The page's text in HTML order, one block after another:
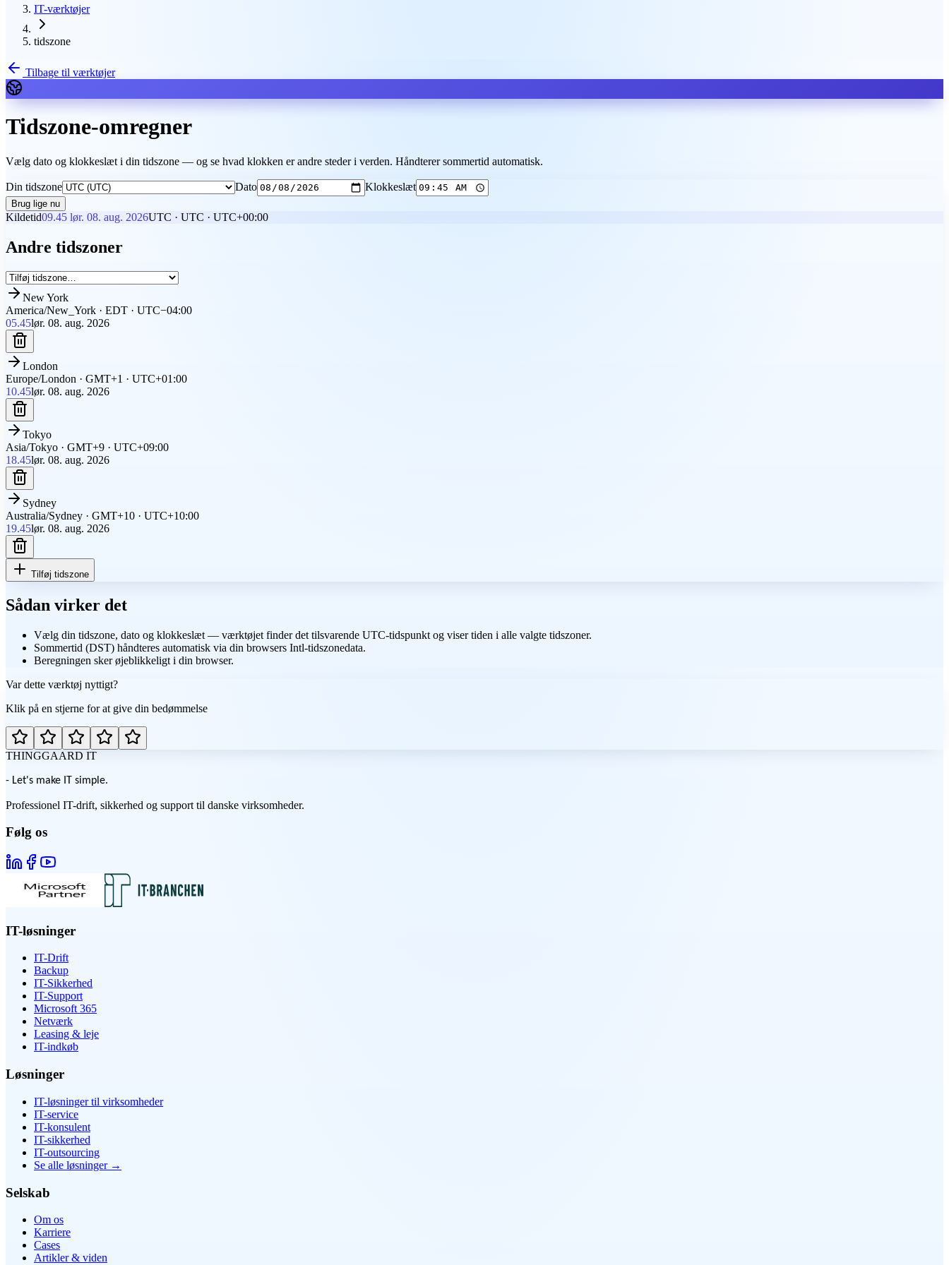
IT-værktøjer
tidszone
Tilbage til værktøjer
Tidszone-omregner
Vælg dato og klokkeslæt i din tidszone — og se hvad klokken er andre steder i verden. Håndterer sommertid automatisk.
Din tidszone Dato Klokkeslæt
Brug lige nu
Kildetid09.45 lør. 08. aug. 2026UTC · UTC · UTC+00:00
Andre tidszoner
New York
America/New_York · EDT · UTC−04:00
05.45lør. 08. aug. 2026
London
Europe/London · GMT+1 · UTC+01:00
10.45lør. 08. aug. 2026
Tokyo
Asia/Tokyo · GMT+9 · UTC+09:00
18.45lør. 08. aug. 2026
Sydney
Australia/Sydney · GMT+10 · UTC+10:00
19.45lør. 08. aug. 2026
Tilføj tidszone
Sådan virker det
Vælg din tidszone, dato og klokkeslæt — værktøjet finder det tilsvarende UTC-tidspunkt og viser tiden i alle valgte tidszoner.
Sommertid (DST) håndteres automatisk via din browsers Intl-tidszonedata.
Beregningen sker øjeblikkeligt i din browser.
Var dette værktøj nyttigt?
Klik på en stjerne for at give din bedømmelse
THINGGAARD IT
- Let's make IT simple.
Professionel IT-drift, sikkerhed og support til danske virksomheder.
Følg os
IT-løsninger
IT-Drift
Backup
IT-Sikkerhed
IT-Support
Microsoft 365
Netværk
Leasing & leje
IT-indkøb
Løsninger
IT-løsninger til virksomheder
IT-service
IT-konsulent
IT-sikkerhed
IT-outsourcing
Se alle løsninger→
Selskab
Om os
Karriere
Cases
Artikler & viden